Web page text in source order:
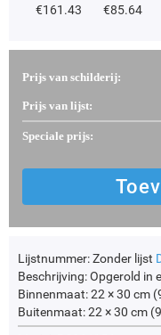
€161.43 €85.64
Prijs van schilderij:
Prijs van lijst:
Speciale prijs:
Lijstnummer:Zonder lijst
Beschrijving:Opgerold in
Binnenmaat:22 × 30 cm
Buitenmaat:22 × 30 cm